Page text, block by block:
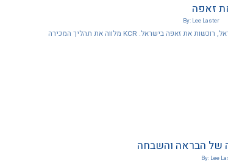
זאפה
By: Lee Laster
איונטים הגרמנית, בשיתוף עם דלק ישראל, רוכשות את זאפה בישראל. KCR מלווה את תהליך המכירה
של הבראה והשבחה
By: Lee